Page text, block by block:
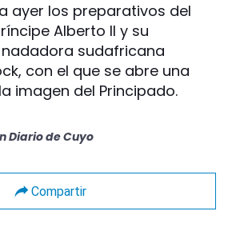
ayer los preparativos del
Alberto II y su
sudafricana
con el que se abre una
imagen del Principado.
Diario de Cuyo
Compartir